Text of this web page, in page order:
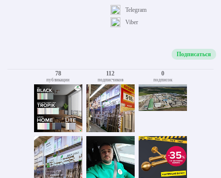
Viber
Telegram
Подписаться
78
публикации
112
подписчиков
0
подписок